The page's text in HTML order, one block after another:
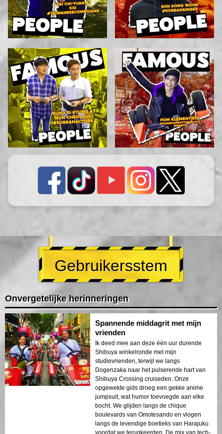
Gebruikersstem
Onvergetelijke herinneringen
Spannende middagrit met mijn
vrienden
Ik deed mee aan deze één uur durende
Shibuya winkelronde met mijn
studievrienden, terwijl we langs
Dogenzaka naar het pulserende hart van
Shibuya Crossing cruiseden. Onze
opgewekte gids droeg een gekke anime
jumpsuit, wat humor toevoegde aan elke
bocht. We glijden langs de chique
boulevards van Omotesando en vlogen
langs de levendige boetieks van Harajuku